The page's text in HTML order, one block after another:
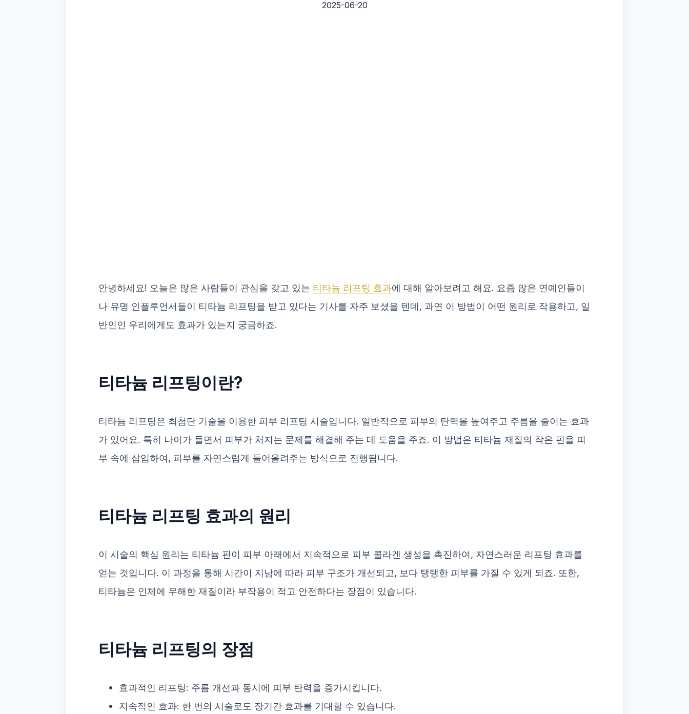
2025-06-20
안녕하세요! 오늘은 많은 사람들이 관심을 갖고 있는 티타늄 리프팅 효과에 대해 알아보려고 해요. 요즘 많은 연예인들이
나 유명 인플루언서들이 티타늄 리프팅을 받고 있다는 기사를 자주 보셨을 텐데, 과연 이 방법이 어떤 원리로 작용하고, 일
반인인 우리에게도 효과가 있는지 궁금하죠.
티타늄 리프팅이란?
티타늄 리프팅은 최첨단 기술을 이용한 피부 리프팅 시술입니다. 일반적으로 피부의 탄력을 높여주고 주름을 줄이는 효과
가 있어요. 특히 나이가 들면서 피부가 처지는 문제를 해결해 주는 데 도움을 주죠. 이 방법은 티타늄 재질의 작은 핀을 피
부 속에 삽입하여, 피부를 자연스럽게 들어올려주는 방식으로 진행됩니다.
티타늄 리프팅 효과의 원리
이 시술의 핵심 원리는 티타늄 핀이 피부 아래에서 지속적으로 피부 콜라겐 생성을 촉진하여, 자연스러운 리프팅 효과를
얻는 것입니다. 이 과정을 통해 시간이 지남에 따라 피부 구조가 개선되고, 보다 탱탱한 피부를 가질 수 있게 되죠. 또한,
티타늄은 인체에 무해한 재질이라 부작용이 적고 안전하다는 장점이 있습니다.
티타늄 리프팅의 장점
효과적인 리프팅: 주름 개선과 동시에 피부 탄력을 증가시킵니다.
지속적인 효과: 한 번의 시술로도 장기간 효과를 기대할 수 있습니다.